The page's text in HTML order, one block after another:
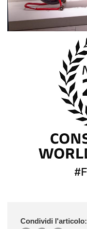
Condividi l'articolo: